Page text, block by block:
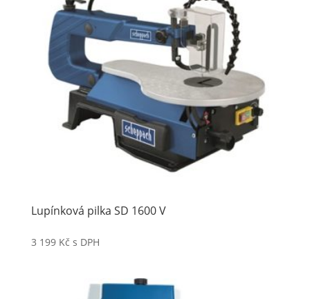
Lupínková pilka SD 1600 V
3 199 Kč s DPH